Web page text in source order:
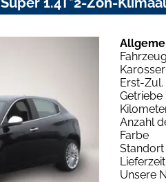
Erst-Zul.
Getriebe
Anzahl
Farbe
Standort
Lieferzeit
Unsere